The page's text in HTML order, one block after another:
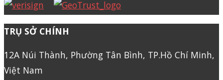
TRỤ SỞ CHÍNH
12A Núi Thành, Phường Tân Bình, TP.Hồ Chí Minh,
Việt Nam